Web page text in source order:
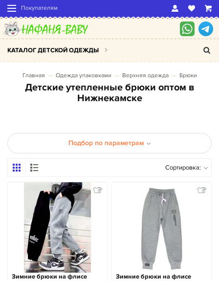
Покупателям
КАТАЛОГ ДЕТСКОЙ ОДЕЖДЫ
Главная Одежда упаковками Верхняя одежда Брюки
Детские утепленные брюки оптом в
Нижнекамске
Подбор по параметрам
Сортировка:
Зимние брюки на флисе Зимние брюки на флисе